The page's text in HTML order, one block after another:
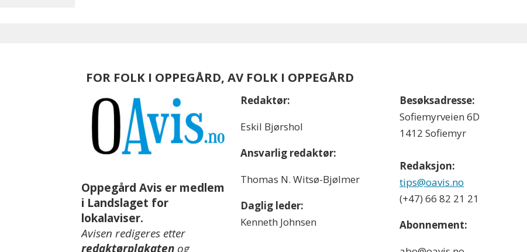
FOR FOLK I OPPEGÅRD, AV FOLK I OPPEGÅRD
Oppegård Avis er medlem
i Landslaget for
lokalaviser.
Avisen redigeres etter
redaktørplakaten og
Redaktør:
Eskil Bjørshol
Ansvarlig redaktør:
Thomas N. Witsø-Bjølmer
Daglig leder:
Kenneth Johnsen
Besøksadresse:
Sofiemyrveien 6D
1412 Sofiemyr
Redaksjon:
tips@oavis.no
(+47) 66 82 21 21
Abonnement: